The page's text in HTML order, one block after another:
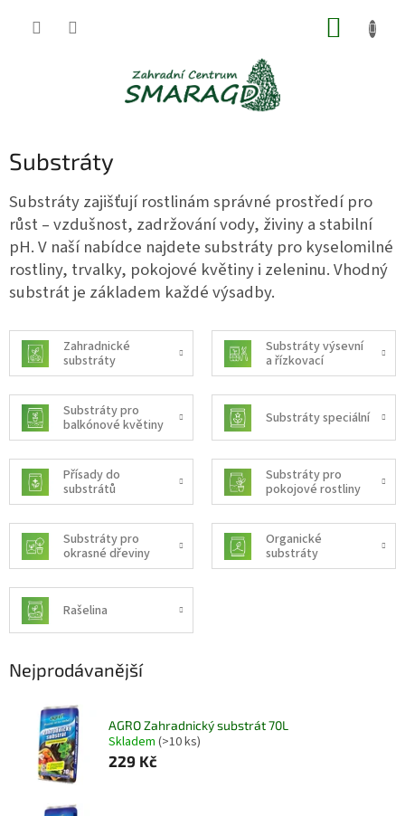
Substráty
Substráty zajišťují rostlinám správné prostředí pro
růst – vzdušnost, zadržování vody, živiny a stabilní
pH. V naší nabídce najdete substráty pro kyselomilné
rostliny, trvalky, pokojové květiny i zeleninu. Vhodný
substrát je základem každé výsadby.
Zahradnické
substráty
Substráty výsevní
a řízkovací
Substráty pro
balkónové květiny
Substráty speciální
Přísady do
substrátů
Substráty pro
pokojové rostliny
Substráty pro
okrasné dřeviny
Organické
substráty
Rašelina
Nejprodávanější
AGRO Zahradnický substrát 70L
Skladem (>10 ks)
229 Kč